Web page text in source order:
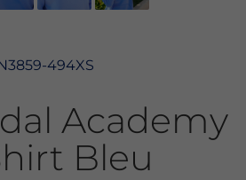
494XS
Academy
Bleu